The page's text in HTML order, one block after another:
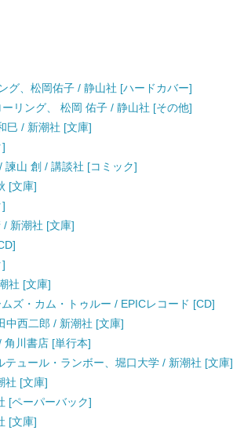
グ、松岡佑子 / 静山社 [ハードカバー]
リング、 松岡 佑子 / 静山社 [その他]
巳 / 新潮社 [文庫]
諫山 創 / 講談社 [コミック]
[文庫]
/ 新潮社 [文庫]
社 [文庫]
ズ・カム・トゥルー / EPICレコード [CD]
中西二郎 / 新潮社 [文庫]
角川書店 [単行本]
ュール・ランボー、堀口大学 / 新潮社 [文庫]
社 [文庫]
[ペーパーバック]
[文庫]